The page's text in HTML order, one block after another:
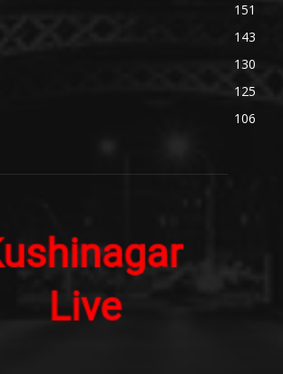
151
143
130
125
106